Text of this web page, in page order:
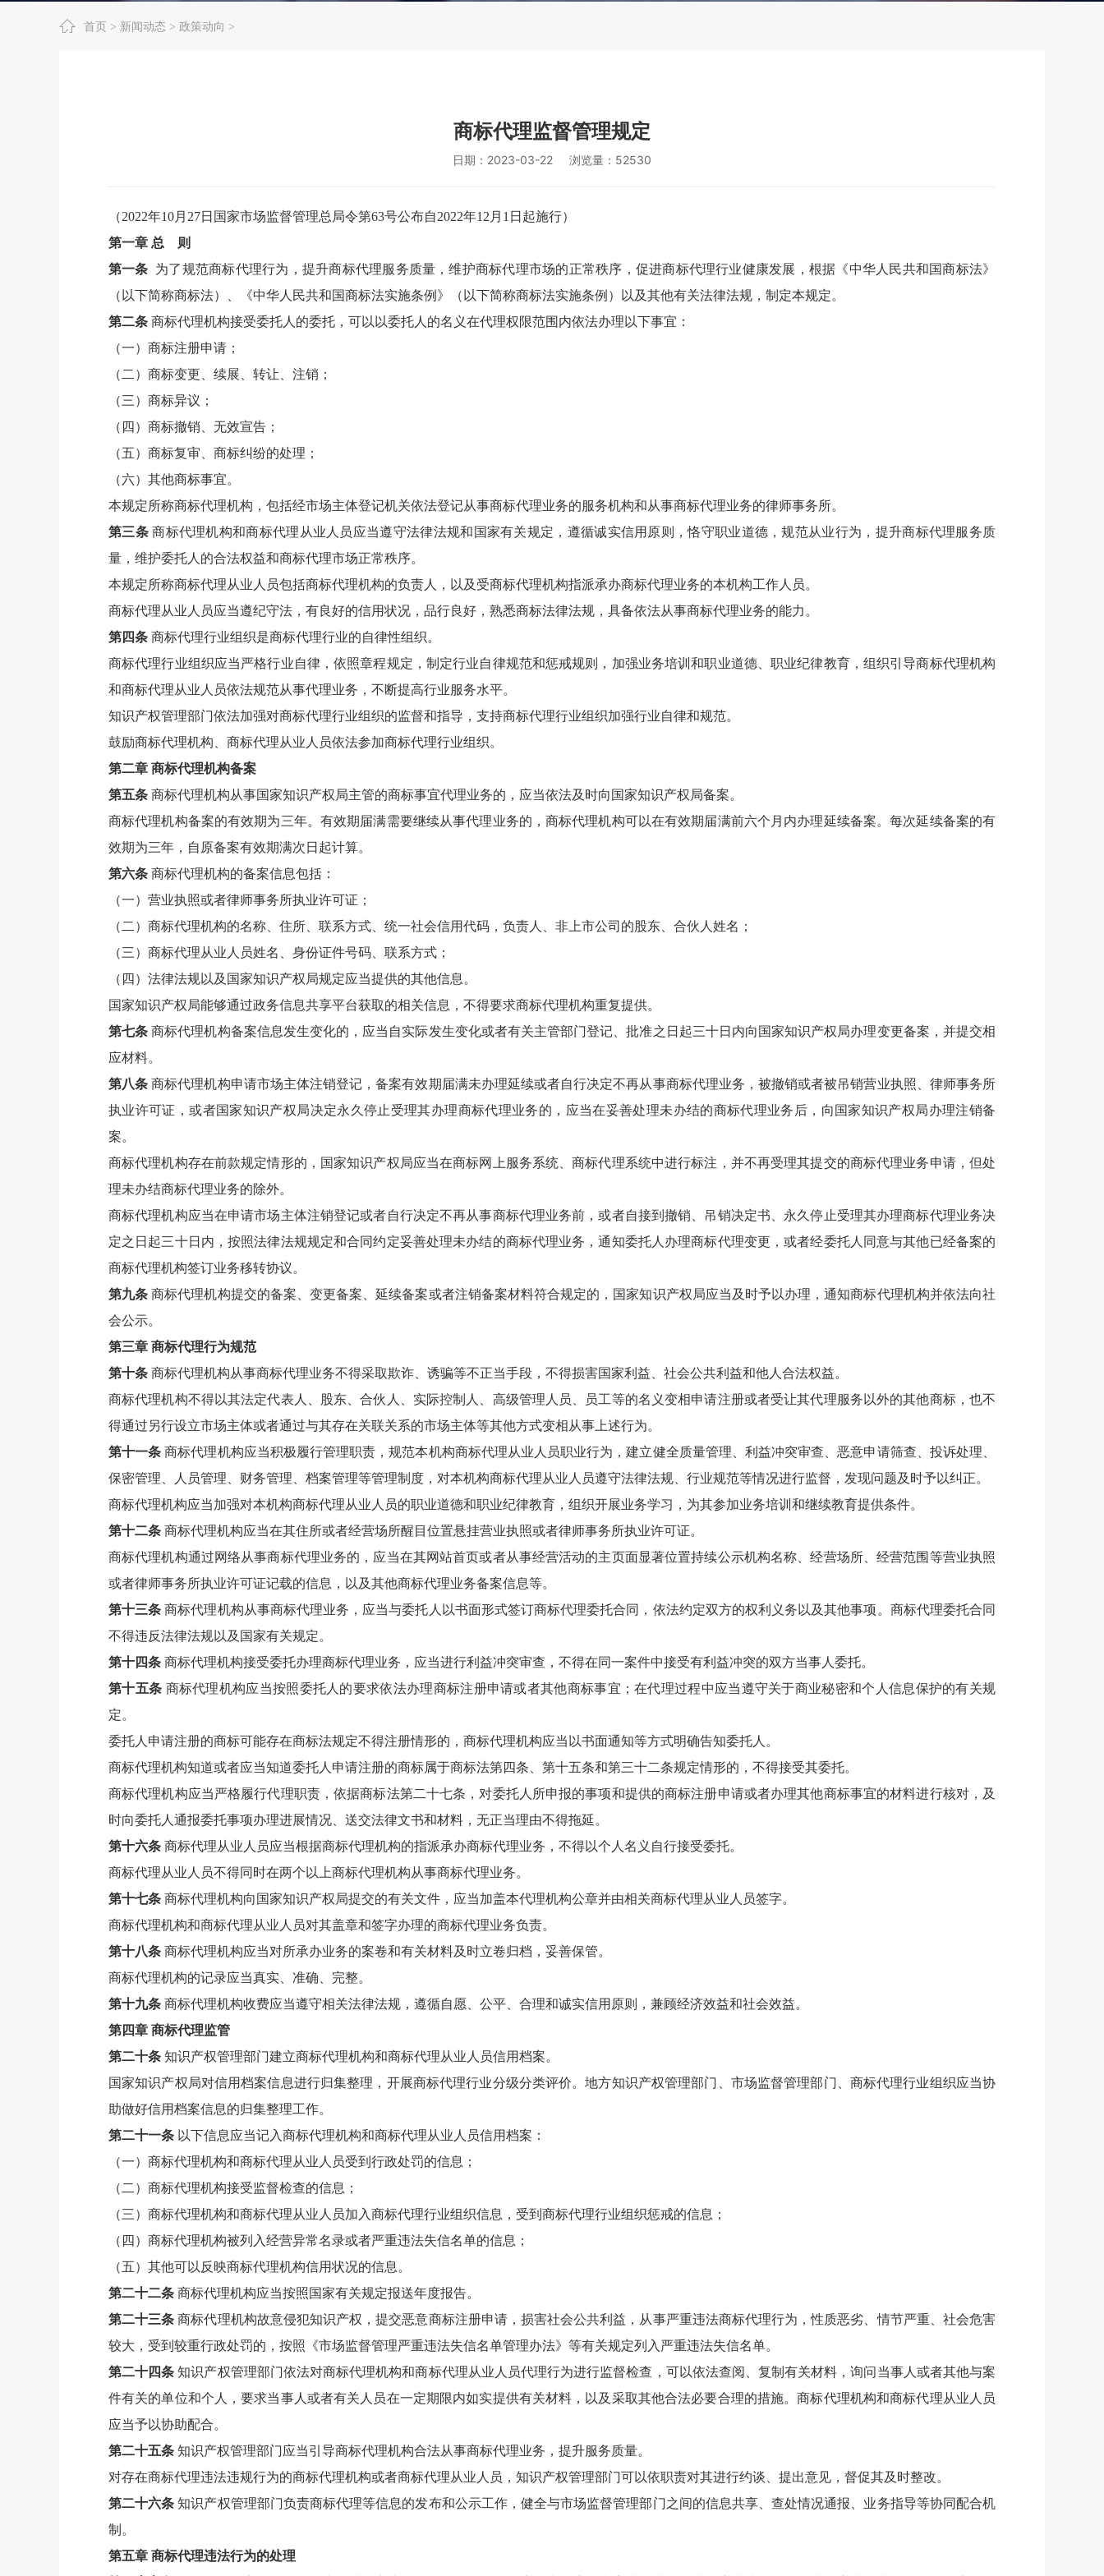
首页 > 新闻动态 > 政策动向 >
商标代理监督管理规定
日期：2023-03-22 浏览量：52530
（2022年10月 27日国家市场监督管理总局令第63号公布自2022年12 月 1 日起施行）
第一章 总
则
第一条 为了规范商标代理行为，提升商标代理服务质量，维护商标代理市场的正常秩序，促进商标代理行业健康发展，根据《中华人民共和国商标法》
（以下简称商标法）、《中华人民共和国商标法实施条例》（以下简称商标法实施条例）以及其他有关法律法规，制定本规定。
第二条 商标代理机构接受委托人的委托，可以以委托人的名义在代理权限范围内依法办理以下事宜：
（一）商标注册申请；
（二）商标变更、续展、转让、注销；
（三）商标异议；
（四）商标撤销、无效宣告；
（五）商标复审、商标纠纷的处理；
（六）其他商标事宜。
本规定所称商标代理机构，包括经市场主体登记机关依法登记从事商标代理业务的服务机构和从事商标代理业务的律师事务所。
第三条 商标代理机构和商标代理从业人员应当遵守法律法规和国家有关规定，遵循诚实信用原则，恪守职业道德，规范从业行为，提升商标代理服务质
量，维护委托人的合法权益和商标代理市场正常秩序。
本规定所称商标代理从业人员包括商标代理机构的负责人，以及受商标代理机构指派承办商标代理业务的本机构工作人员。
商标代理从业人员应当遵纪守法，有良好的信用状况，品行良好，熟悉商标法律法规，具备依法从事商标代理业务的能力。
第四条 商标代理行业组织是商标代理行业的自律性组织。
商标代理行业组织应当严格行业自律，依照章程规定，制定行业自律规范和惩戒规则，加强业务培训和职业道德、职业纪律教育，组织引导商标代理机构
和商标代理从业人员依法规范从事代理业务，不断提高行业服务水平。
知识产权管理部门依法加强对商标代理行业组织的监督和指导，支持商标代理行业组织加强行业自律和规范。
鼓励商标代理机构、商标代理从业人员依法参加商标代理行业组织。
第二章 商标代理机构备案
第五条 商标代理机构从事国家知识产权局主管的商标事宜代理业务的，应当依法及时向国家知识产权局备案。
商标代理机构备案的有效期为三年。有效期届满需要继续从事代理业务的，商标代理机构可以在有效期届满前六个月内办理延续备案。每次延续备案的有
效期为三年，自原备案有效期满次日起计算。
第六条 商标代理机构的备案信息包括：
（一）营业执照或者律师事务所执业许可证；
（二）商标代理机构的名称、住所、联系方式、统一社会信用代码，负责人、非上市公司的股东、合伙人姓名；
（三）商标代理从业人员姓名、身份证件号码、联系方式；
（四）法律法规以及国家知识产权局规定应当提供的其他信息。
国家知识产权局能够通过政务信息共享平台获取的相关信息，不得要求商标代理机构重复提供。
第七条 商标代理机构备案信息发生变化的，应当自实际发生变化或者有关主管部门登记、批准之日起三十日内向国家知识产权局办理变更备案，并提交相
应材料。
第八条 商标代理机构申请市场主体注销登记，备案有效期届满未办理延续或者自行决定不再从事商标代理业务，被撤销或者被吊销营业执照、律师事务所
执业许可证，或者国家知识产权局决定永久停止受理其办理商标代理业务的，应当在妥善处理未办结的商标代理业务后，向国家知识产权局办理注销备
案。
商标代理机构存在前款规定情形的，国家知识产权局应当在商标网上服务系统、商标代理系统中进行标注，并不再受理其提交的商标代理业务申请，但处
理未办结商标代理业务的除外。
商标代理机构应当在申请市场主体注销登记或者自行决定不再从事商标代理业务前，或者自接到撤销、吊销决定书、永久停止受理其办理商标代理业务决
定之日起三十日内，按照法律法规规定和合同约定妥善处理未办结的商标代理业务，通知委托人办理商标代理变更，或者经委托人同意与其他已经备案的
商标代理机构签订业务移转协议。
第九条 商标代理机构提交的备案、变更备案、延续备案或者注销备案材料符合规定的，国家知识产权局应当及时予以办理，通知商标代理机构并依法向社
会公示。
第三章 商标代理行为规范
第十条 商标代理机构从事商标代理业务不得采取欺诈、诱骗等不正当手段，不得损害国家利益、社会公共利益和他人合法权益。
商标代理机构不得以其法定代表人、股东、合伙人、实际控制人、高级管理人员、员工等的名义变相申请注册或者受让其代理服务以外的其他商标，也不
得通过另行设立市场主体或者通过与其存在关联关系的市场主体等其他方式变相从事上述行为。
第十一条 商标代理机构应当积极履行管理职责，规范本机构商标代理从业人员职业行为，建立健全质量管理、利益冲突审查、恶意申请筛查、投诉处理、
保密管理、人员管理、财务管理、档案管理等管理制度，对本机构商标代理从业人员遵守法律法规、行业规范等情况进行监督，发现问题及时予以纠正。
商标代理机构应当加强对本机构商标代理从业人员的职业道德和职业纪律教育，组织开展业务学习，为其参加业务培训和继续教育提供条件。
第十二条 商标代理机构应当在其住所或者经营场所醒目位置悬挂营业执照或者律师事务所执业许可证。
商标代理机构通过网络从事商标代理业务的，应当在其网站首页或者从事经营活动的主页面显著位置持续公示机构名称、经营场所、经营范围等营业执照
或者律师事务所执业许可证记载的信息，以及其他商标代理业务备案信息等。
第十三条 商标代理机构从事商标代理业务，应当与委托人以书面形式签订商标代理委托合同，依法约定双方的权利义务以及其他事项。商标代理委托合同
不得违反法律法规以及国家有关规定。
第十四条 商标代理机构接受委托办理商标代理业务，应当进行利益冲突审查，不得在同一案件中接受有利益冲突的双方当事人委托。
第十五条 商标代理机构应当按照委托人的要求依法办理商标注册申请或者其他商标事宜；在代理过程中应当遵守关于商业秘密和个人信息保护的有关规
定。
委托人申请注册的商标可能存在商标法规定不得注册情形的，商标代理机构应当以书面通知等方式明确告知委托人。
商标代理机构知道或者应当知道委托人申请注册的商标属于商标法第四条、第十五条和第三十二条规定情形的，不得接受其委托。
商标代理机构应当严格履行代理职责，依据商标法第二十七条，对委托人所申报的事项和提供的商标注册申请或者办理其他商标事宜的材料进行核对，及
时向委托人通报委托事项办理进展情况、送交法律文书和材料，无正当理由不得拖延。
第十六条 商标代理从业人员应当根据商标代理机构的指派承办商标代理业务，不得以个人名义自行接受委托。
商标代理从业人员不得同时在两个以上商标代理机构从事商标代理业务。
第十七条 商标代理机构向国家知识产权局提交的有关文件，应当加盖本代理机构公章并由相关商标代理从业人员签字。
商标代理机构和商标代理从业人员对其盖章和签字办理的商标代理业务负责。
第十八条 商标代理机构应当对所承办业务的案卷和有关材料及时立卷归档，妥善保管。
商标代理机构的记录应当真实、准确、完整。
第十九条 商标代理机构收费应当遵守相关法律法规，遵循自愿、公平、合理和诚实信用原则，兼顾经济效益和社会效益。
第四章 商标代理监管
第二十条 知识产权管理部门建立商标代理机构和商标代理从业人员信用档案。
国家知识产权局对信用档案信息进行归集整理，开展商标代理行业分级分类评价。地方知识产权管理部门、市场监督管理部门、商标代理行业组织应当协
助做好信用档案信息的归集整理工作。
第二十一条 以下信息应当记入商标代理机构和商标代理从业人员信用档案：
（一）商标代理机构和商标代理从业人员受到行政处罚的信息；
（二）商标代理机构接受监督检查的信息；
（三）商标代理机构和商标代理从业人员加入商标代理行业组织信息，受到商标代理行业组织惩戒的信息；
（四）商标代理机构被列入经营异常名录或者严重违法失信名单的信息；
（五）其他可以反映商标代理机构信用状况的信息。
第二十二条 商标代理机构应当按照国家有关规定报送年度报告。
第二十三条 商标代理机构故意侵犯知识产权，提交恶意商标注册申请，损害社会公共利益，从事严重违法商标代理行为，性质恶劣、情节严重、社会危害
较大，受到较重行政处罚的，按照《市场监督管理严重违法失信名单管理办法》等有关规定列入严重违法失信名单。
第二十四条 知识产权管理部门依法对商标代理机构和商标代理从业人员代理行为进行监督检查，可以依法查阅、复制有关材料，询问当事人或者其他与案
件有关的单位和个人，要求当事人或者有关人员在一定期限内如实提供有关材料，以及采取其他合法必要合理的措施。商标代理机构和商标代理从业人员
应当予以协助配合。
第二十五条 知识产权管理部门应当引导商标代理机构合法从事商标代理业务，提升服务质量。
对存在商标代理违法违规行为的商标代理机构或者商标代理从业人员，知识产权管理部门可以依职责对其进行约谈、提出意见，督促其及时整改。
第二十六条 知识产权管理部门负责商标代理等信息的发布和公示工作，健全与市场监督管理部门之间的信息共享、查处情况通报、业务指导等协同配合机
制。
第五章 商标代理违法行为的处理